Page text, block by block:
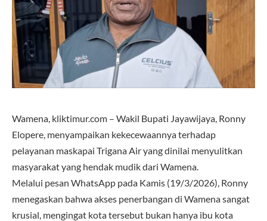
Wamena, kliktimur.com – Wakil Bupati Jayawijaya, Ronny
Elopere, menyampaikan kekecewaannya terhadap
pelayanan maskapai Trigana Air yang dinilai menyulitkan
masyarakat yang hendak mudik dari Wamena.
Melalui pesan WhatsApp pada Kamis (19/3/2026), Ronny
menegaskan bahwa akses penerbangan di Wamena sangat
krusial, mengingat kota tersebut bukan hanya ibu kota